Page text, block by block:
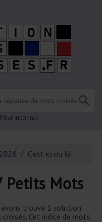
inconnu)
C'est ici ou là
Petits Mots
avons trouvé 1 solution
. Cet indice de mots